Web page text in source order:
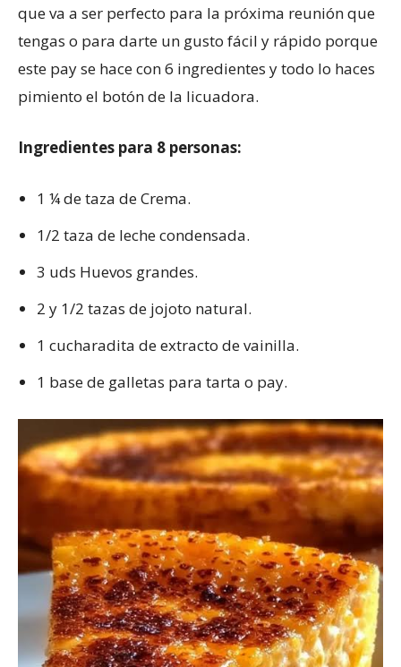
que va a ser perfecto para la próxima reunión que
tengas o para darte un gusto fácil y rápido porque
este pay se hace con 6 ingredientes y todo lo haces
pimiento el botón de la licuadora.
Ingredientes para 8 personas:
1 ¼ de taza de Crema.
1/2 taza de leche condensada.
3 uds Huevos grandes.
2 y 1/2 tazas de jojoto natural.
1 cucharadita de extracto de vainilla.
1 base de galletas para tarta o pay.